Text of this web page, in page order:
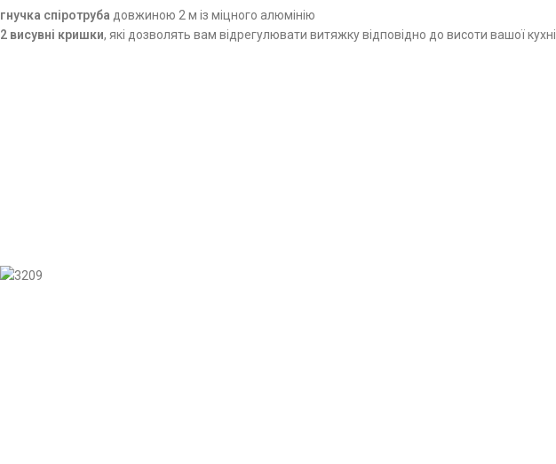
гнучка спіротруба довжиною 2 м із міцного алюмінію
2 висувні кришки, які дозволять вам відрегулювати витяжку відповідно до висоти вашої кухні